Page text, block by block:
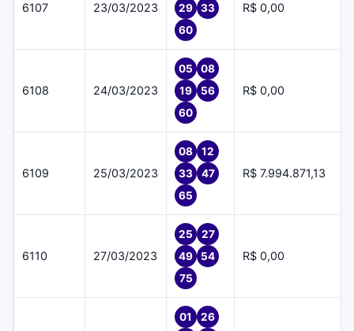
6107 23/03/2023
29
33
60
R$ 0,00
6108 24/03/2023
05
08
19
56
60
R$ 0,00
6109 25/03/2023
08
12
33
47
65
R$ 7.994.871,13
6110 27/03/2023
25
27
49
54
75
R$ 0,00
01
26